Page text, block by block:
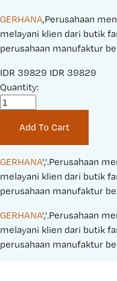
GERHANA,Perusahaan
melayani klien dari butik
perusahaan manufaktur
S
a
r
i
c
e
IDR 39829 O
i
n
a
l
P
i
c
e
IDR 39829
Quantity:
Add To Cart
GERHANA','.Perusahaan
melayani klien dari butik
perusahaan manufaktur
GERHANA','.Perusahaan
melayani klien dari butik
perusahaan manufaktur